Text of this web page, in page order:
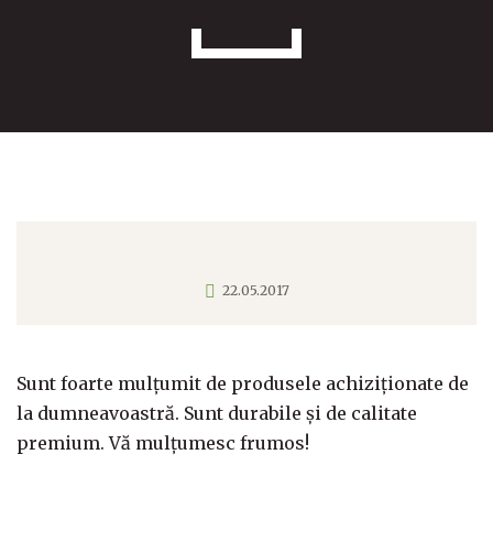
22.05.2017
Sunt foarte mulțumit de produsele achiziționate de
la dumneavoastră. Sunt durabile și de calitate
premium. Vă mulțumesc frumos!